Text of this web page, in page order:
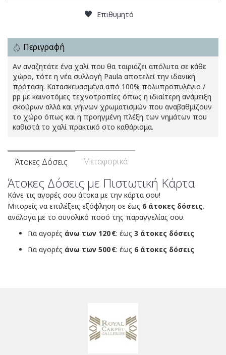
Επιθυμητό
Περιγραφή
Αν αναζητάτε ένα χαλί που θα ταιριάζει απόλυτα σε κάθε
χώρο, τότε η νέα συλλογή Paula αποτελεί την ιδανική
πρόταση. Κατασκευασμένα από 100% πολυπροπυλένιο /
pp με καινοτόμες τεχνοτροπίες όπως η ιδιαίτερη ανάμειξη
σκούρων αλλά και γήινων χρωματισμών που αναβαθμίζουν
το χώρο όπως και η προηγμένη πλέξη των νημάτων που
καθιστά το χαλί πρακτικό στο καθάρισμα.
Άτοκες Δόσεις Μεταφορικά
Άτοκες Δόσεις με Πιστωτική Κάρτα
Κάνε τις αγορές σου άτοκα με την κάρτα σου!
Μπορείς να επιλέξεις εξόφληση σε έως 6 άτοκες δόσεις,
ανάλογα με το συνολικό ποσό της παραγγελίας σου.
Για αγορές άνω των 120 €: έως 3 άτοκες δόσεις
Για αγορές άνω των 500 €: έως 6 άτοκες δόσεις